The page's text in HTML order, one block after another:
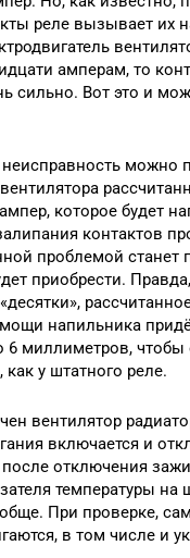
реле вызывает их
амперам, то
сильно. Вот это и
можно
которое будет
контактов
проблемой станет
приобрести.
напильника
6 миллиметров, чтобы
у штатного реле.
вентилятор
включается и
отключения
температуры на
При проверке,
в том числе и